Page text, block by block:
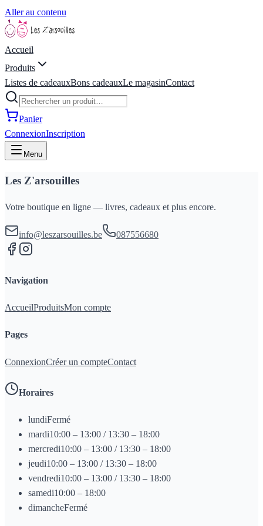
Aller au contenu
Accueil
Produits
Listes de cadeauxBons cadeauxLe magasinContact
Panier
ConnexionInscription
Menu
Les Z'arsouilles
Votre boutique en ligne — livres, cadeaux et plus encore.
info@leszarsouilles.be 087556680
Navigation
AccueilProduitsMon compte
Pages
ConnexionCréer un compteContact
Horaires
lundiFermé
mardi10:00 – 13:00 / 13:30 – 18:00
mercredi10:00 – 13:00 / 13:30 – 18:00
jeudi10:00 – 13:00 / 13:30 – 18:00
vendredi10:00 – 13:00 / 13:30 – 18:00
samedi10:00 – 18:00
dimancheFermé